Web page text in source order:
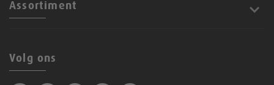
Assortiment
Volg ons